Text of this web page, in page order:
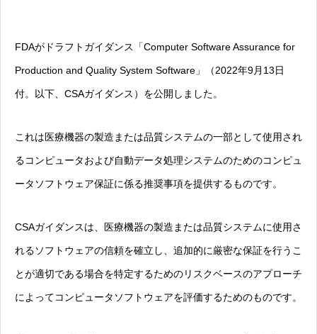
FDAがドラフトガイダンス「Computer Software Assurance for
Production and Quality System Software」（2022年9月13日
付。以下、CSAガイダンス）を公開しました。
これは医療機器の製造または品質システムの一部として使用され
るコンピュータおよび自動データ処理システムのためのコンピュ
ータソフトウェア保証に係る推奨事項を提供するものです。
CSAガイダンスは、医療機器の製造または品質システムに使用さ
れるソフトウェアの信頼を確立し、追加的に厳密な保証を行うこ
とが適切である場合を特定するためのリスクベースのアプローチ
によってコンピュータソフトウェアを評価するためのものです。